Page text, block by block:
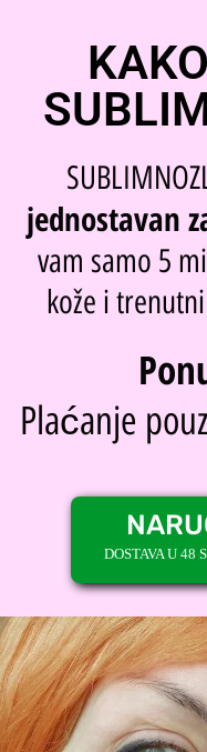
jednostavan
vam samo 5
kože i
Plaćanje
DOSTAVA U 48